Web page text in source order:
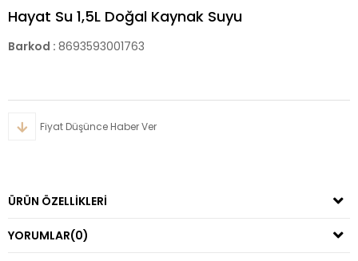
Hayat Su 1,5L Doğal Kaynak Suyu
Barkod : 8693593001763
Fiyat Düşünce Haber Ver
ÜRÜN ÖZELLIKLERI
YORUMLAR(0)